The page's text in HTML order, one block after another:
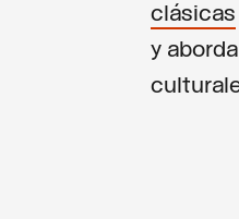
clásicas
y